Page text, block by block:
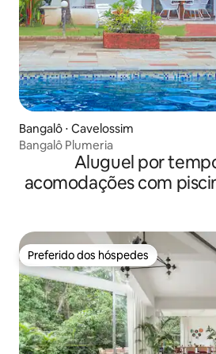
Bangalô ⋅ Cavelossim
Bangalô Plumeria
Aluguel por
acomodações com
Preferido dos hóspedes
Preferido dos hóspedes